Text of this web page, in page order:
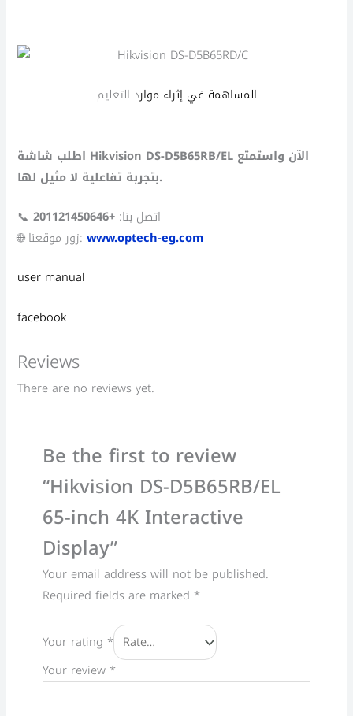
المساهمة في إثراء موارد التعليم
اطلب شاشة Hikvision DS-D5B65RB/EL الآن واستمتع
بتجربة تفاعلية لا مثيل لها.
📞 اتصل بنا: +201121450646
🌐 زور موقعنا:www.optech-eg.com
user manual
facebook
Reviews
There are no reviews yet.
Be the first to review
“Hikvision DS-D5B65RB/EL
65-inch 4K Interactive
Display”
Your email address will not be published.
Required fields are marked *
Your rating *
Your review*